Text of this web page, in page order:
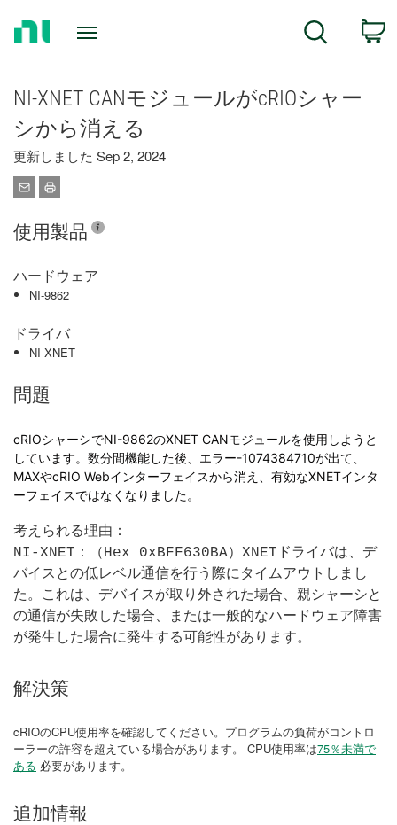
Search
NI-XNET CANモジュールがcRIOシャー
シから消える
更新しました Sep 2, 2024
使用製品
ハードウェア
NI-9862
ドライバ
NI-XNET
問題
cRIOシャーシでNI-9862のXNET CANモジュールを使用しようと
しています。数分間機能した後、エラー-1074384710が出て、
MAXやcRIO Webインターフェイスから消え、有効なXNETインタ
ーフェイスではなくなりました。
考えられる理由：
NI-XNET：（Hex 0xBFF630BA）XNETドライバは、デ
バイスとの低レベル通信を行う際にタイムアウトしまし
た。これは、デバイスが取り外された場合、親シャーシと
の通信が失敗した場合、または一般的なハードウェア障害
が発生した場合に発生する可能性があります。
解決策
cRIOのCPU使用率を確認してください。プログラムの負荷がコントロ
ーラーの許容を超えている場合があります。 CPU使用率は75％未満で
ある 必要があります。
追加情報